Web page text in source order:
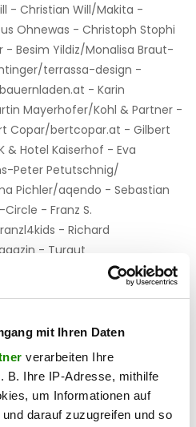
mit Ihren Daten
verarbeiten Ihre
B. Ihre IP-Adresse, mithilfe
um Informationen auf
darauf zuzugreifen und so
- Christian Will/Makita -
Ohnewas - Christoph Stophi
Besim Yildiz/Monalisa Braut-
terrassa-design -
- Karin
Mayerhofer/Kohl & Partner -
Copar/bertcopar.at - Gilbert
& Hotel Kaiserhof - Eva
Peter Petutschnig/
Pichler/aqendo - Sebastian
- Franz S.
- Richard
- Turgut
Center - Giuseppe
Performance Coaching for
Abends: - Jenny Berger &
- Valentin Latschen/Pfau
Mauritius - Herbert
Berkel - Sandrine
Lashes and Ties